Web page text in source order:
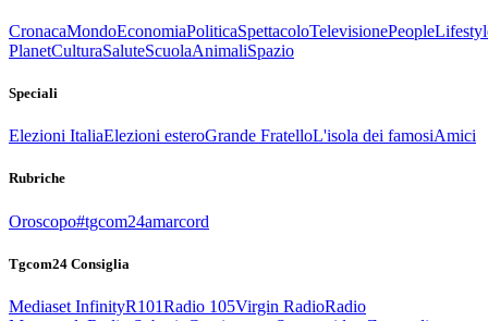
CronacaMondoEconomiaPoliticaSpettacoloTelevisionePeople
PlanetCulturaSaluteScuolaAnimaliSpazio
Speciali
Elezioni ItaliaElezioni esteroGrande FratelloL'isola dei famosiAmici
Rubriche
Oroscopo#tgcom24amarcord
Tgcom24 Consiglia
Mediaset InfinityR101Radio 105Virgin RadioRadio